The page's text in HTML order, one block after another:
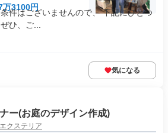
万3100円
件はございませんので、 下記にひとつ
ひ、ご...
気になる
ー(お庭のデザイン作成)
クステリア